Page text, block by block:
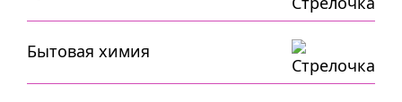
Бытовая химия